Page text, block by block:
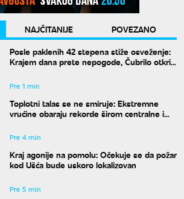
NAJČITANIJE
POVEZANO
Posle paklenih 42 stepena stiže osveženje:
Krajem dana prete nepogode, Čubrilo otkrio
Pre 1 min
Toplotni talas se ne smiruje: Ekstremne
vrućine obaraju rekorde širom centralne i
Pre 4 min
Kraj agonije na pomolu: Očekuje se da požar
kod Ušća bude uskoro lokalizovan
Pre 5 min